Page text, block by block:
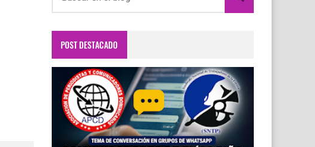
POST DESTACADO